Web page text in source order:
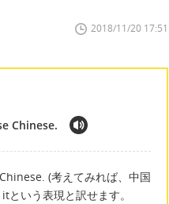
2018/11/20 17:51
Chinese.
(考えてみれば、中国
いう表現と訳せます。